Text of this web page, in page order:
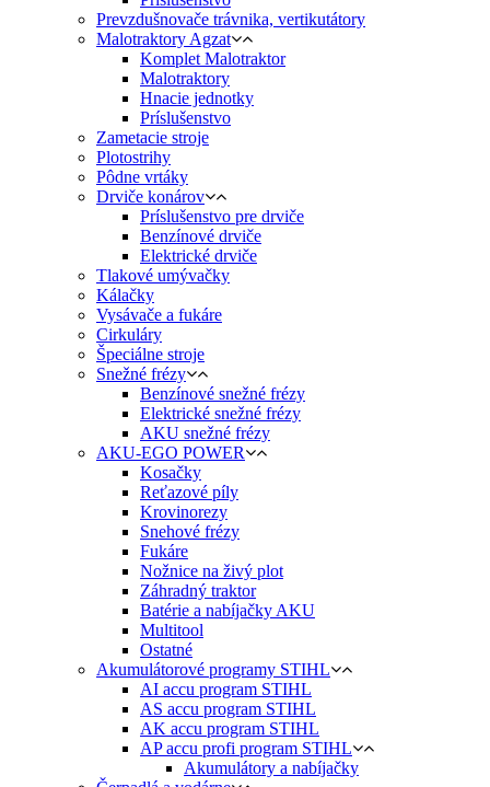
Prevzdušnovače trávnika, vertikutátory
Malotraktory Agzat
Komplet Malotraktor
Malotraktory
Hnacie jednotky
Príslušenstvo
Zametacie stroje
Plotostrihy
Pôdne vrtáky
Drviče konárov
Príslušenstvo pre drviče
Benzínové drviče
Elektrické drviče
Tlakové umývačky
Kálačky
Vysávače a fukáre
Cirkuláry
Špeciálne stroje
Snežné frézy
Benzínové snežné frézy
Elektrické snežné frézy
AKU snežné frézy
AKU-EGO POWER
Kosačky
Reťazové píly
Krovinorezy
Snehové frézy
Fukáre
Nožnice na živý plot
Záhradný traktor
Batérie a nabíjačky AKU
Multitool
Ostatné
Akumulátorové programy STIHL
AI accu program STIHL
AS accu program STIHL
AK accu program STIHL
AP accu profi program STIHL
Akumulátory a nabíjačky